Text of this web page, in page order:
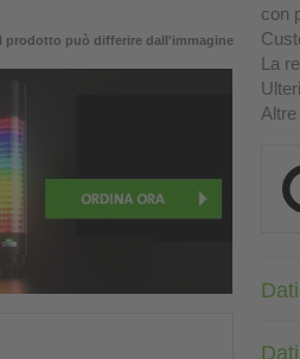
prodotto può differire dall'immagine
con
La